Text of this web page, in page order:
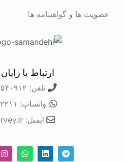
عضویت ها و گواهینامه ها
ارتباط با
تلفن: ۴۴۵۴۰۹۱۲ - ۰۲۱
واتساپ: ۰۹۳۳۱۳۸۲۲۱۱
ایمیل: HR@isurvey.ir